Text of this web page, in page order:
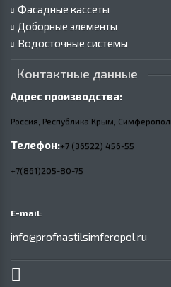
Фасадные кассеты
Доборные элементы
Водосточные системы
Контактные данные
Адрес производства:
Россия, Республика Крым,
Телефон:+7 (36522) 456-55
+7(861)205-80-75
E-mail:
info@profnastilsimferopol.ru